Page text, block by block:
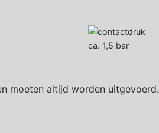
ca. 1,5 bar
moeten altijd worden uitgevoerd.